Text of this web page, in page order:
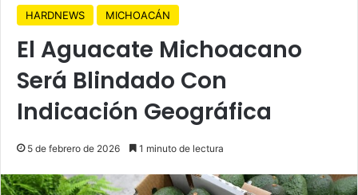
HARDNEWS MICHOACÁN
El Aguacate Michoacano
Será Blindado Con
Indicación Geográfica
5 de febrero de 2026 1 minuto de lectura